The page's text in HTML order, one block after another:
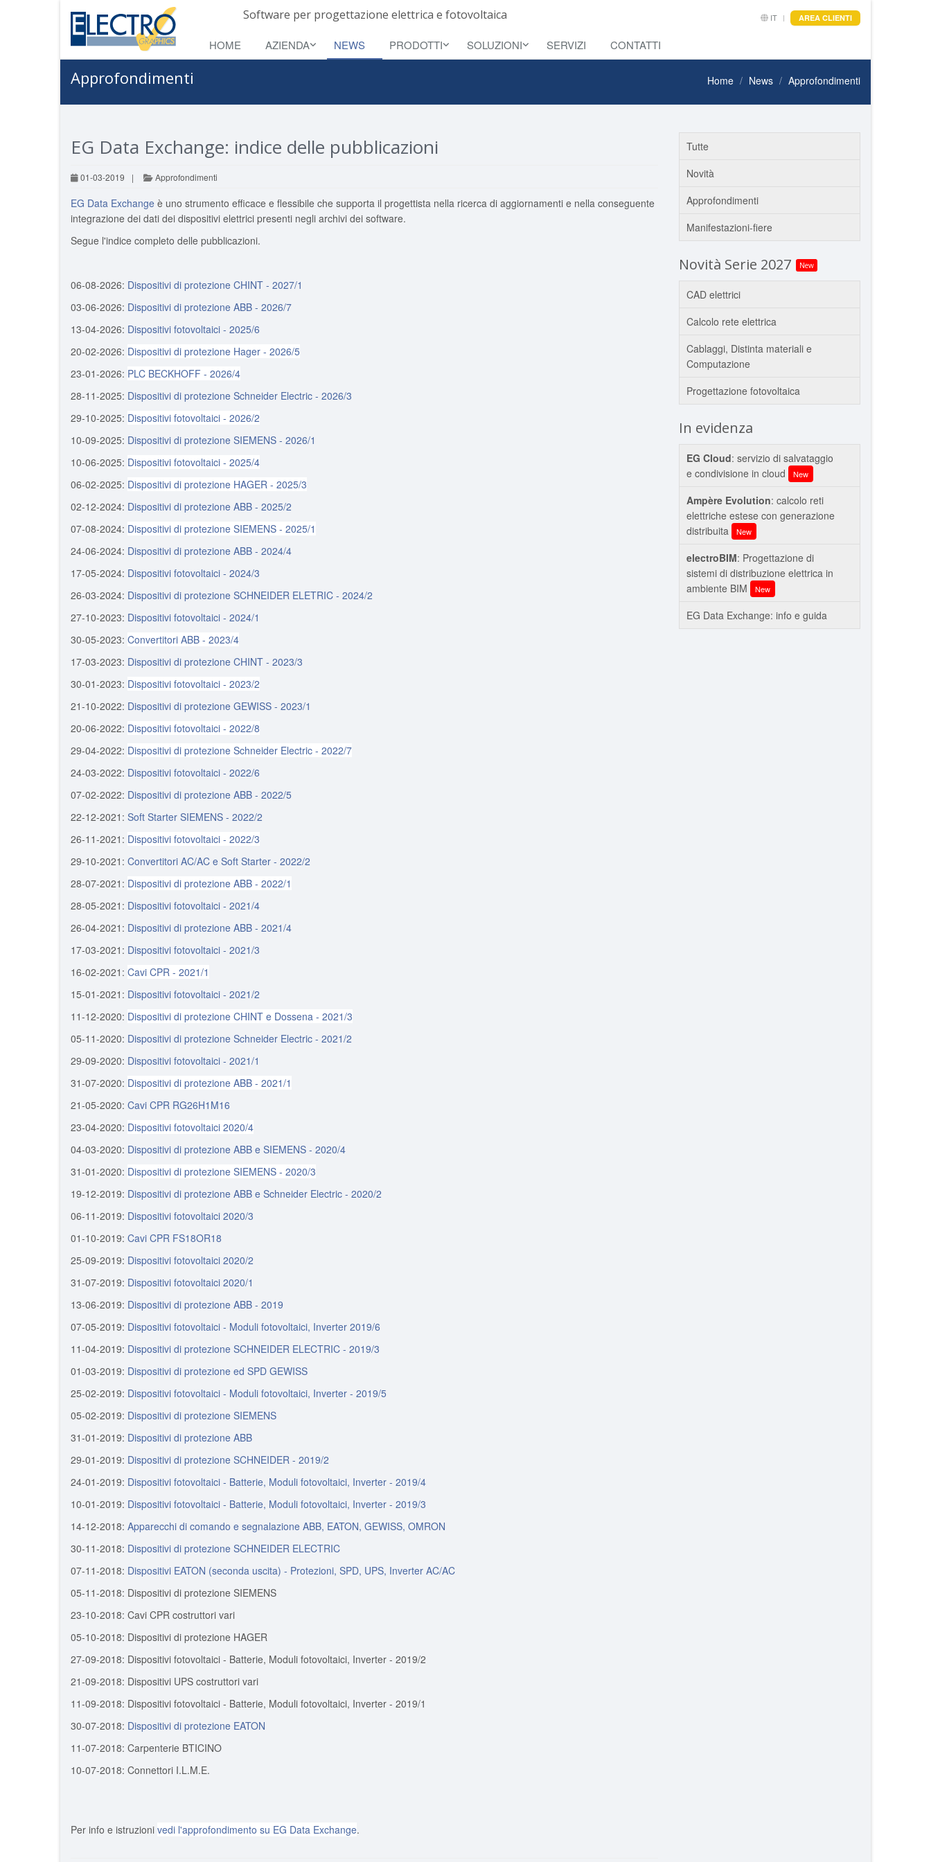
Software per progettazione elettrica e fotovoltaica IT AREA CLIENTI
HOME AZIENDA NEWS PRODOTTI SOLUZIONI SERVIZI CONTATTI
Approfondimenti Home News Approfondimenti
EG Data Exchange: indice delle pubblicazioni
01-03-2019 | Approfondimenti
EG Data Exchange è uno strumento efficace e flessibile che supporta il progettista nella ricerca di aggiornamenti e nella conseguente
integrazione dei dati dei dispositivi elettrici presenti negli archivi dei software.
Segue l'indice completo delle pubblicazioni.
06-08-2026: Dispositivi di protezione CHINT - 2027/1
03-06-2026: Dispositivi di protezione ABB - 2026/7
13-04-2026: Dispositivi fotovoltaici - 2025/6
20-02-2026: Dispositivi di protezione Hager - 2026/5
23-01-2026: PLC BECKHOFF - 2026/4
28-11-2025: Dispositivi di protezione Schneider Electric - 2026/3
29-10-2025: Dispositivi fotovoltaici - 2026/2
10-09-2025: Dispositivi di protezione SIEMENS - 2026/1
10-06-2025: Dispositivi fotovoltaici - 2025/4
06-02-2025: Dispositivi di protezione HAGER - 2025/3
02-12-2024: Dispositivi di protezione ABB - 2025/2
07-08-2024: Dispositivi di protezione SIEMENS - 2025/1
24-06-2024: Dispositivi di protezione ABB - 2024/4
17-05-2024: Dispositivi fotovoltaici - 2024/3
26-03-2024: Dispositivi di protezione SCHNEIDER ELETRIC - 2024/2
27-10-2023: Dispositivi fotovoltaici - 2024/1
30-05-2023: Convertitori ABB - 2023/4
17-03-2023: Dispositivi di protezione CHINT - 2023/3
30-01-2023: Dispositivi fotovoltaici - 2023/2
21-10-2022: Dispositivi di protezione GEWISS - 2023/1
20-06-2022: Dispositivi fotovoltaici - 2022/8
29-04-2022: Dispositivi di protezione Schneider Electric - 2022/7
24-03-2022: Dispositivi fotovoltaici - 2022/6
07-02-2022: Dispositivi di protezione ABB - 2022/5
22-12-2021: Soft Starter SIEMENS - 2022/2
26-11-2021: Dispositivi fotovoltaici - 2022/3
29-10-2021: Convertitori AC/AC e Soft Starter - 2022/2
28-07-2021: Dispositivi di protezione ABB - 2022/1
28-05-2021: Dispositivi fotovoltaici - 2021/4
26-04-2021: Dispositivi di protezione ABB - 2021/4
17-03-2021: Dispositivi fotovoltaici - 2021/3
16-02-2021: Cavi CPR - 2021/1
15-01-2021: Dispositivi fotovoltaici - 2021/2
11-12-2020: Dispositivi di protezione CHINT e Dossena - 2021/3
05-11-2020: Dispositivi di protezione Schneider Electric - 2021/2
29-09-2020: Dispositivi fotovoltaici - 2021/1
31-07-2020: Dispositivi di protezione ABB - 2021/1
21-05-2020: Cavi CPR RG26H1M16
23-04-2020: Dispositivi fotovoltaici 2020/4
04-03-2020: Dispositivi di protezione ABB e SIEMENS - 2020/4
31-01-2020: Dispositivi di protezione SIEMENS - 2020/3
19-12-2019: Dispositivi di protezione ABB e Schneider Electric - 2020/2
06-11-2019: Dispositivi fotovoltaici 2020/3
01-10-2019: Cavi CPR FS18OR18
25-09-2019: Dispositivi fotovoltaici 2020/2
31-07-2019: Dispositivi fotovoltaici 2020/1
13-06-2019: Dispositivi di protezione ABB - 2019
07-05-2019: Dispositivi fotovoltaici - Moduli fotovoltaici, Inverter 2019/6
11-04-2019: Dispositivi di protezione SCHNEIDER ELECTRIC - 2019/3
01-03-2019: Dispositivi di protezione ed SPD GEWISS
25-02-2019: Dispositivi fotovoltaici - Moduli fotovoltaici, Inverter - 2019/5
05-02-2019: Dispositivi di protezione SIEMENS
31-01-2019: Dispositivi di protezione ABB
29-01-2019: Dispositivi di protezione SCHNEIDER - 2019/2
24-01-2019: Dispositivi fotovoltaici - Batterie, Moduli fotovoltaici, Inverter - 2019/4
10-01-2019: Dispositivi fotovoltaici - Batterie, Moduli fotovoltaici, Inverter - 2019/3
14-12-2018: Apparecchi di comando e segnalazione ABB, EATON, GEWISS, OMRON
30-11-2018: Dispositivi di protezione SCHNEIDER ELECTRIC
07-11-2018: Dispositivi EATON (seconda uscita) - Protezioni, SPD, UPS, Inverter AC/AC
05-11-2018: Dispositivi di protezione SIEMENS
23-10-2018: Cavi CPR costruttori vari
05-10-2018: Dispositivi di protezione HAGER
27-09-2018: Dispositivi fotovoltaici - Batterie, Moduli fotovoltaici, Inverter - 2019/2
21-09-2018: Dispositivi UPS costruttori vari
11-09-2018: Dispositivi fotovoltaici - Batterie, Moduli fotovoltaici, Inverter - 2019/1
30-07-2018: Dispositivi di protezione EATON
11-07-2018: Carpenterie BTICINO
10-07-2018: Connettori I.L.M.E.
Per info e istruzioni vedi l'approfondimento su EG Data Exchange.
Tutte
Novità
Approfondimenti
Manifestazioni-fiere
Novità Serie 2027 New
CAD elettrici
Calcolo rete elettrica
Cablaggi, Distinta materiali e
Computazione
Progettazione fotovoltaica
In evidenza
EG Cloud: servizio di salvataggio
e condivisione in cloud
New
Ampère Evolution: calcolo reti
elettriche estese con generazione
distribuita
New
electroBIM: Progettazione di
sistemi di distribuzione elettrica in
ambiente BIM
New
EG Data Exchange: info e guida